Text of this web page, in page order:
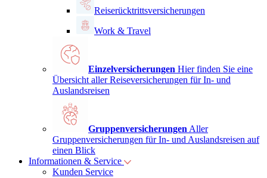
Reiserücktrittsversicherungen
Work & Travel
Einzelversicherungen Hier finden Sie eine
Übersicht aller Reiseversicherungen für In- und
Auslandsreisen
GruppenversicherungenAller
Gruppenversicherungen für In- und Auslandsreisen auf
einen Blick
Informationen & Service
Kunden Service